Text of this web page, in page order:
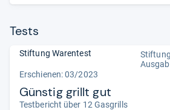
Tests
Stiftung Warentest
Erschienen: 03/2023
Günstig grillt gut
Testbericht über 12 Gasgrills